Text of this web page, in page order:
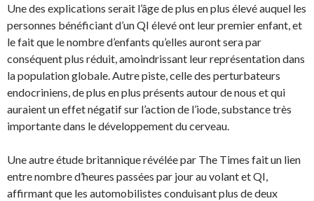
Une des explications serait l’âge de plus en plus élevé auquel les
personnes bénéficiant d’un QI élevé ont leur premier enfant, et
le fait que le nombre d’enfants qu’elles auront sera par
conséquent plus réduit, amoindrissant leur représentation dans
la population globale. Autre piste, celle des perturbateurs
endocriniens, de plus en plus présents autour de nous et qui
auraient un effet négatif sur l’action de l’iode, substance très
importante dans le développement du cerveau.
Une autre étude britannique révélée par The Times fait un lien
entre nombre d’heures passées par jour au volant et QI,
affirmant que les automobilistes conduisant plus de deux